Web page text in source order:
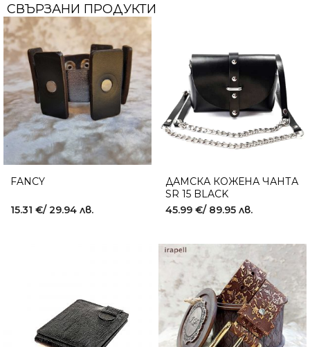
СВЪРЗАНИ ПРОДУКТИ
FANCY
15.31 €/ 29.94 лв.
ДАМСКА КОЖЕНА ЧАНТА
SR 15 BLACK
45.99 €/ 89.95 лв.